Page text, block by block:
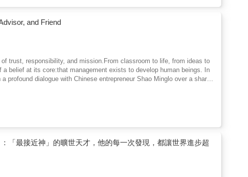
and Friend
trust, responsibility, and mission.From classroom to life, from ideas to
at its core:that management exists to develop human beings. In
dialogue with Chinese entrepreneur Shao Minglo over a shared
in China, economic realities, and organizational culture—forging
that precious journey. It illustrates not only how Drucker translated
He held a deep hope for the future of management in China, remained
「最接近神」的曠世天才，他的每一次發現，都讓世界進步超